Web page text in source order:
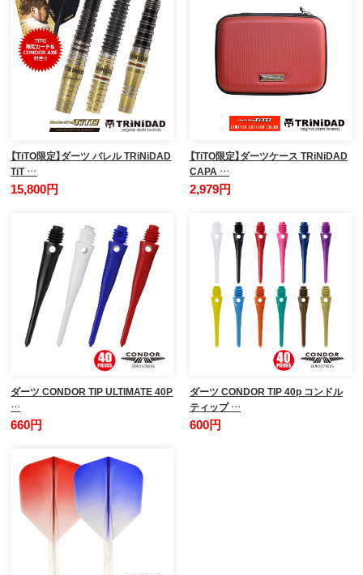
【TiTO限定】ダーツ バレル TRiNiDAD
TiT …
15,800円
【TiTO限定】ダーツケース TRiNiDAD
CAPA …
2,979円
ダーツ CONDOR TIP ULTIMATE 40P
…
660円
ダーツ CONDOR TIP 40p コンドル
ティップ …
600円